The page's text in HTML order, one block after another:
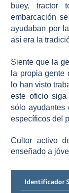
buey, tractor
embarcación
ayudaban por
así era la
Siente que la
la propia gente
lo han visto
este oficio
sólo ayudantes
específicos del
Cultor activo
enseñado a
Identificador